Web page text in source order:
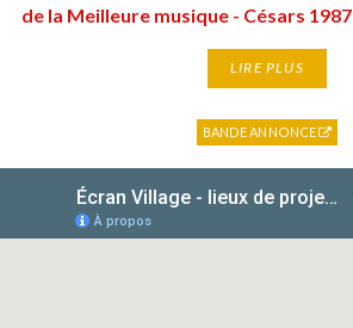
de la Meilleure musique - Césars 1987
LIRE PLUS
BANDE ANNONCE